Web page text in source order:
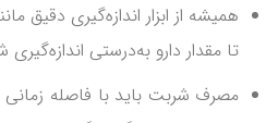
همیشه از ابزار اندازه‌گیری دقیق
تا مقدار دارو به‌درستی اندازه‌گیری
مصرف شربت باید با فاصله زمانی